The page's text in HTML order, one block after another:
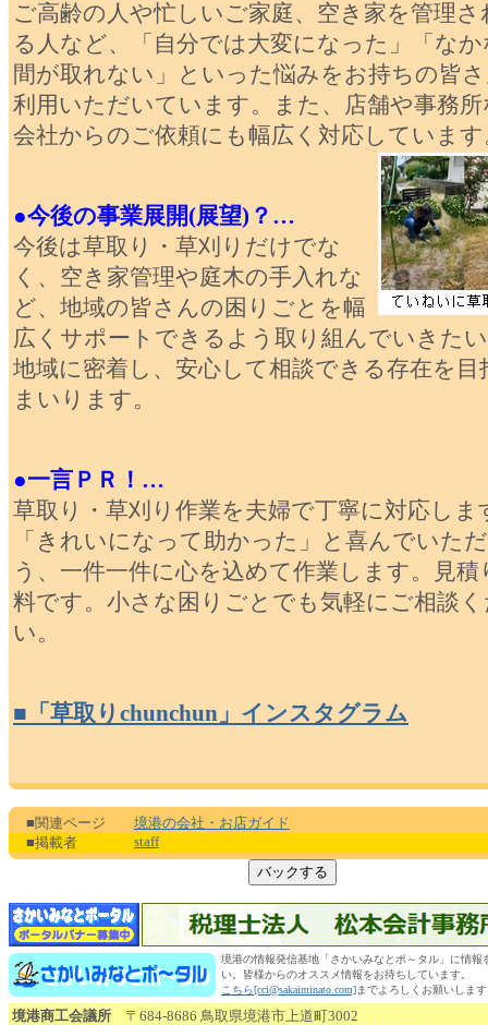
ご高齢の人や忙しいご家庭、空き家を管理さ
る人など、「自分では大変になった」「な
間が取れない」といった悩みをお持ちの皆
利用いただいています。また、店舗や事務
会社からのご依頼にも幅広く対応しています
●今後の事業展開(展望)？…
今後は草取り・草刈りだけでな
く、空き家管理や庭木の手入れな
ど、地域の皆さんの困りごとを幅
広くサポートできるよう取り組んでいきた
地域に密着し、安心して相談できる存在を目
まいります。
●一言ＰＲ！…
草取り・草刈り作業を夫婦で丁寧に対応しま
「きれいになって助かった」と喜んでいた
う、一件一件に心を込めて作業します。見積
料です。小さな困りごとでも気軽にご相談
い。
■「草取りchunchun」インスタグラム
■関連ページ
境港の会社・お店ガイド
■掲載者
staff
境港の情報発信基地「さかいみなとポ～タル」に情報
い。皆様からのオススメ情報をお待ちしています。
こちら[cci@sakaiminato.com]までよろしくお願いしま
境港商工会議所 〒684-8686 鳥取県境港市上道町3002